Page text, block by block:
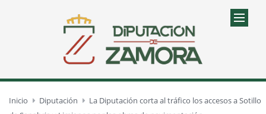
Inicio Diputación
La Diputación corta al tráfico los accesos a Sotillo